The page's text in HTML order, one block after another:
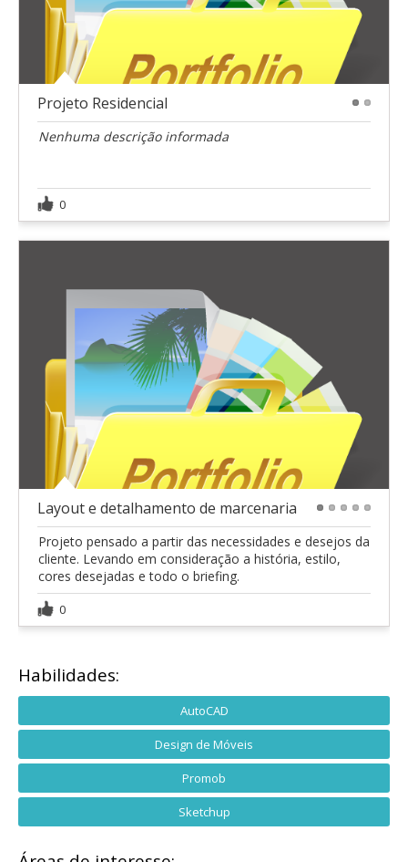
Projeto Residencial
Nenhuma descrição informada
0
Layout e detalhamento de marcenaria
Projeto pensado a partir das necessidades e desejos da
cliente. Levando em consideração a história, estilo,
cores desejadas e todo o briefing.
0
Habilidades:
AutoCAD
Design de Móveis
Promob
Sketchup